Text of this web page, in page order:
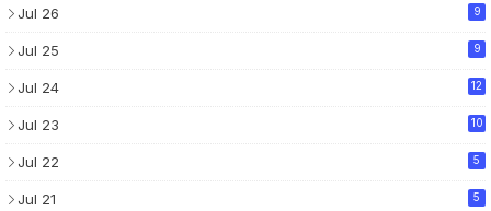
Jul 26 9
Jul 25 9
Jul 24 12
Jul 23 10
Jul 22 5
Jul 21 5